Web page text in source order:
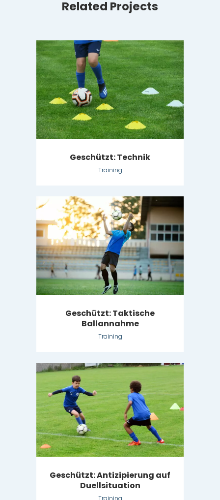
Related Projects
Geschützt: Technik
Training
Geschützt: Taktische
Ballannahme
Training
Geschützt: Antizipierung auf
Duellsituation
Training